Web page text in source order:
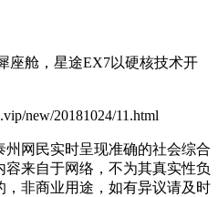
座舱，星途EX7以硬核技术开
new/20181024/11.html
网民实时呈现准确的社会综合
来自于网络，不为其真实性负
非商业用途，如有异议请及时